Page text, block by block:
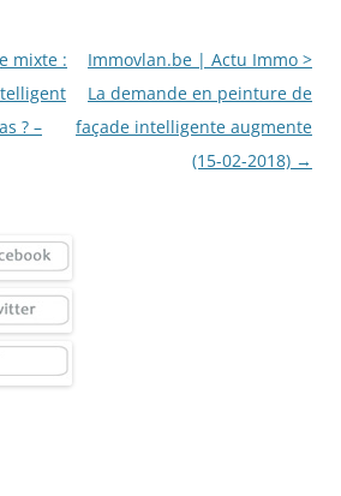
mixte :
? –
Immovlan.be | Actu Immo >
La demande en peinture de
façade intelligente augmente
(15-02-2018) →